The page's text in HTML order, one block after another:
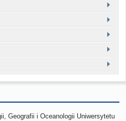
Geografii i Oceanologii Uniwersytetu